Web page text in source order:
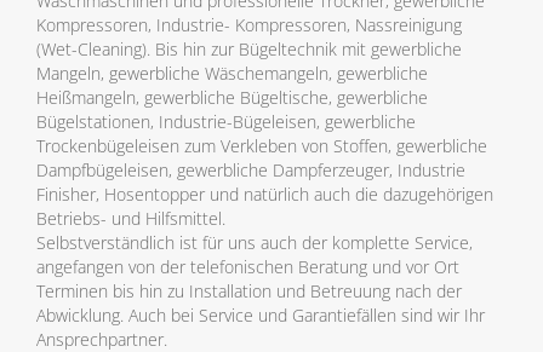
Kompressoren, Industrie- Kompressoren, Nassreinigung
(Wet-Cleaning). Bis hin zur Bügeltechnik mit gewerbliche
Mangeln, gewerbliche Wäschemangeln, gewerbliche
Heißmangeln, gewerbliche Bügeltische, gewerbliche
Bügelstationen, Industrie-Bügeleisen, gewerbliche
Trockenbügeleisen zum Verkleben von Stoffen, gewerbliche
Dampfbügeleisen, gewerbliche Dampferzeuger, Industrie
Finisher, Hosentopper und natürlich auch die dazugehörigen
Betriebs- und Hilfsmittel.
Selbstverständlich ist für uns auch der komplette Service,
angefangen von der telefonischen Beratung und vor Ort
Terminen bis hin zu Installation und Betreuung nach der
Abwicklung. Auch bei Service und Garantiefällen sind wir Ihr
Ansprechpartner.